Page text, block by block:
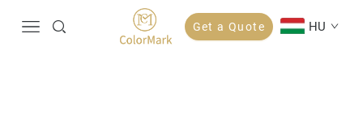
Get a Quote HU